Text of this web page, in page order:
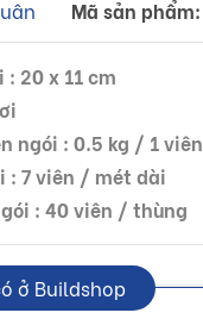
Mã sản phẩm:
20 x 11 cm
ngói : 0.5 kg / 1 viên
: 7 viên / mét dài
: 40 viên / thùng
ở Buildshop